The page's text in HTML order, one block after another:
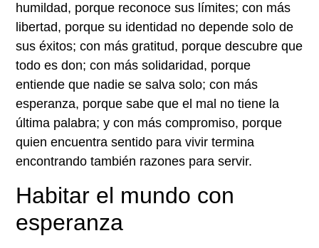
humildad, porque reconoce sus límites; con más
libertad, porque su identidad no depende solo de
sus éxitos; con más gratitud, porque descubre que
todo es don; con más solidaridad, porque
entiende que nadie se salva solo; con más
esperanza, porque sabe que el mal no tiene la
última palabra; y con más compromiso, porque
quien encuentra sentido para vivir termina
encontrando también razones para servir.
Habitar el mundo con
esperanza